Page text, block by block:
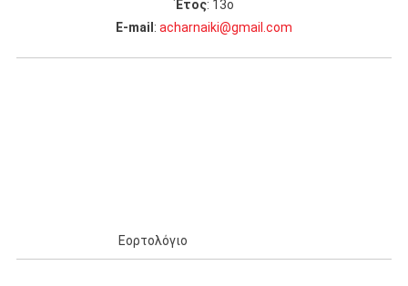
Έτος: 13ο
Ε-mail : acharnaiki@gmail.com
Εορτολόγιο